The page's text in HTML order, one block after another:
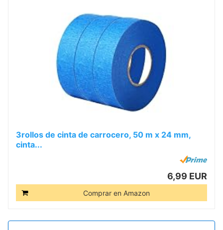
3rollos de cinta de carrocero, 50 m x 24 mm,
cinta...
6,99 EUR
Comprar en Amazon